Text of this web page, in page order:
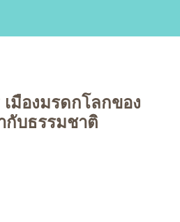
เมืองมรดกโลกของ
บธรรมชาติ